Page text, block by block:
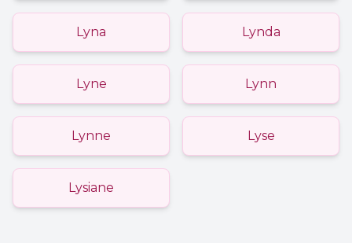
Lyna Lynda
Lyne Lynn
Lynne Lyse
Lysiane